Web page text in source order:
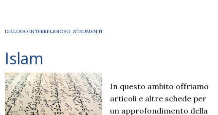
DIALOGO INTERRELIGIOSO, STRUMENTI
Islam
In questo ambito offriamo
articoli e altre schede per
un approfondimento della